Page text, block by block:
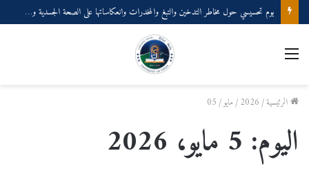
يوم تحسيسي حول مخاطر التدخين والتبغ والمخدرات وانعكاساتها على الصحة الجسدية والنفسية
الرئيسية/
2026
/مايو/
05
اليوم: 5 مايو، 2026